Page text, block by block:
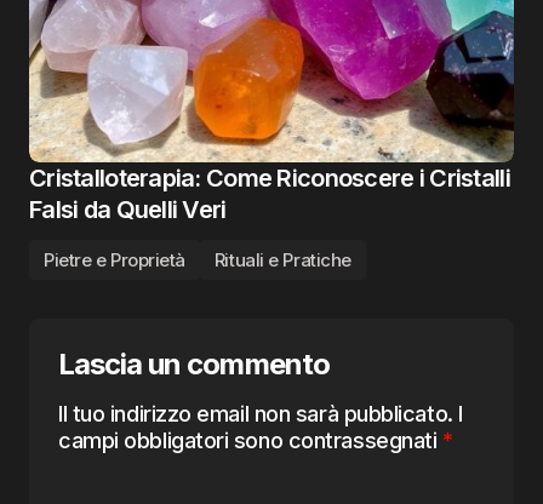
Cristalloterapia: Come Riconoscere i Cristalli
Falsi da Quelli Veri
Pietre e Proprietà Rituali e Pratiche
Lascia un commento
Il tuo indirizzo email non sarà pubblicato. I
campi obbligatori sono contrassegnati *